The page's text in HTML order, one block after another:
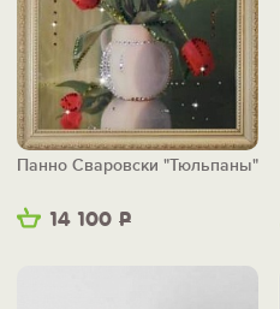
14 100 Р
Панно Сваровски "Тюльпаны"